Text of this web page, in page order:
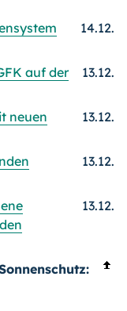
14.12.
auf der
13.12.
neuen
13.12.
13.12.
13.12.